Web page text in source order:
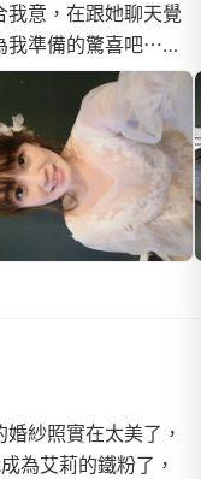
我意，在跟她聊天覺
我準備的驚喜吧⋯⋯
更早就在準備了，把
，就給我出了一個
紗照實在太美了，
為艾莉的鐵粉了，